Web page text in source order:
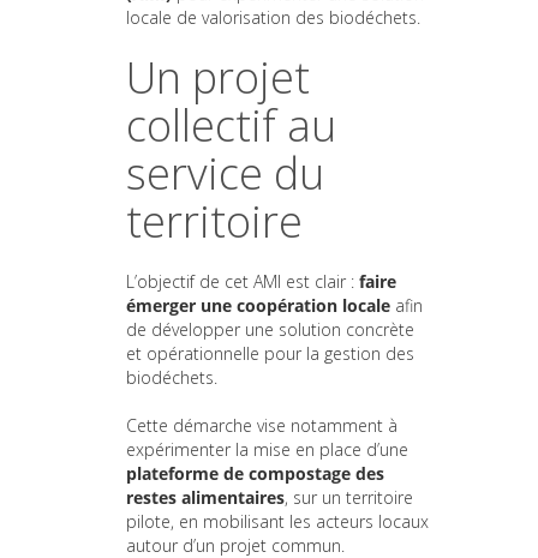
locale de valorisation des biodéchets.
Un projet
collectif au
service du
territoire
L’objectif de cet AMI est clair : faire
émerger une coopération locale afin
de développer une solution concrète
et opérationnelle pour la gestion des
biodéchets.
Cette démarche vise notamment à
expérimenter la mise en place d’une
plateforme de compostage des
restes alimentaires, sur un territoire
pilote, en mobilisant les acteurs locaux
autour d’un projet commun.